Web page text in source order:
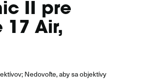
II pre
17 Air,
Nedovoľte, aby sa objektívy